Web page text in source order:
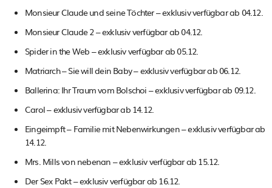
Monsieur Claude und seine Töchter – exklusiv verfügbar ab 04.12.
Monsieur Claude 2 – exklusiv verfügbar ab 04.12.
Spider in the Web – exklusiv verfügbar ab 05.12.
Matriarch – Sie will dein Baby – exklusiv verfügbar ab 06.12.
Ballerina: Ihr Traum vom Bolschoi – exklusiv verfügbar ab 09.12.
Carol – exklusiv verfügbar ab 14.12.
Eingeimpft – Familie mit Nebenwirkungen – exklusiv verfügbar ab
14.12.
Mrs. Mills von nebenan – exklusiv verfügbar ab 15.12.
Der Sex Pakt – exklusiv verfügbar ab 16.12.